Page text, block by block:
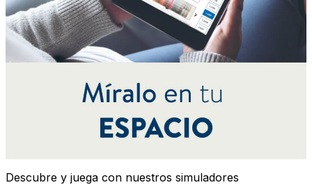
Descubre y juega con nuestros simuladores